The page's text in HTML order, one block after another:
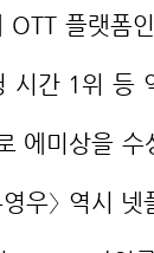
플랫폼
시간 1위 등
에미상을
우〉 역시